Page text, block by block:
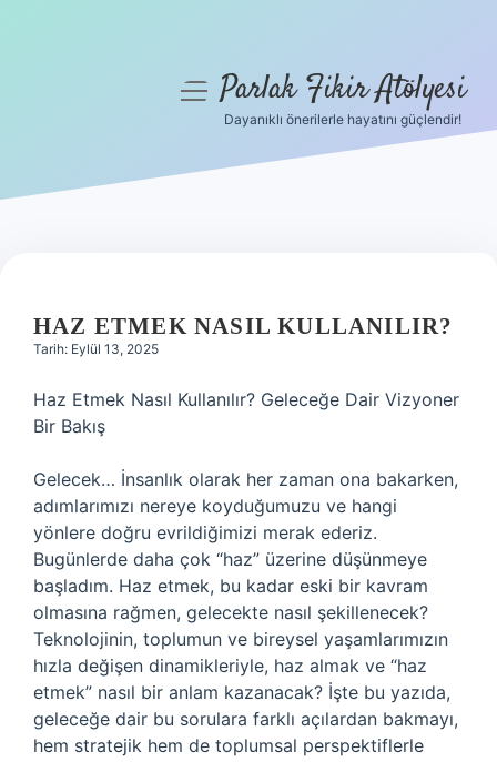
Hakkımızda
menüyüParlak Fikir Atölyesi
Dayanıklı önerilerle hayatını güçlendir!
HAZ ETMEK NASIL KULLANILIR?
Tarih: Eylül 13, 2025
Haz Etmek Nasıl Kullanılır? Geleceğe Dair Vizyoner
Bir Bakış
Gelecek… İnsanlık olarak her zaman ona bakarken,
adımlarımızı nereye koyduğumuzu ve hangi
yönlere doğru evrildiğimizi merak ederiz.
Bugünlerde daha çok “haz” üzerine düşünmeye
başladım. Haz etmek, bu kadar eski bir kavram
olmasına rağmen, gelecekte nasıl şekillenecek?
Teknolojinin, toplumun ve bireysel yaşamlarımızın
hızla değişen dinamikleriyle, haz almak ve “haz
etmek” nasıl bir anlam kazanacak? İşte bu yazıda,
geleceğe dair bu sorulara farklı açılardan bakmayı,
hem stratejik hem de toplumsal perspektiflerle